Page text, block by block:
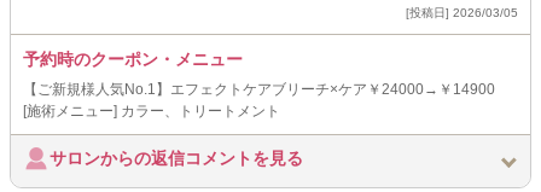
[投稿日] 2026/03/05
予約時のクーポン・メニュー
【ご新規様人気No.1】エフェクトケアブリーチ×ケア￥24000→￥14900
[施術メニュー] カラー、トリートメント
サロンからの返信コメントを見る